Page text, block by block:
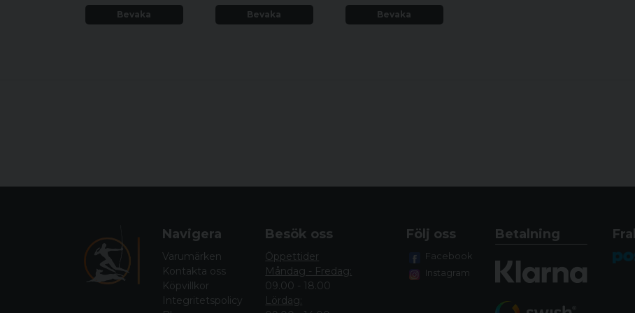
Bevaka Bevaka Bevaka
Navigera
Varumärken
Kontakta oss
Köpvillkor
Integritetspolicy
Besök oss
Öppettider
Måndag - Fredag:
09.00 - 18.00
Lördag:
Följ oss
Facebook
Instagram
Betalning